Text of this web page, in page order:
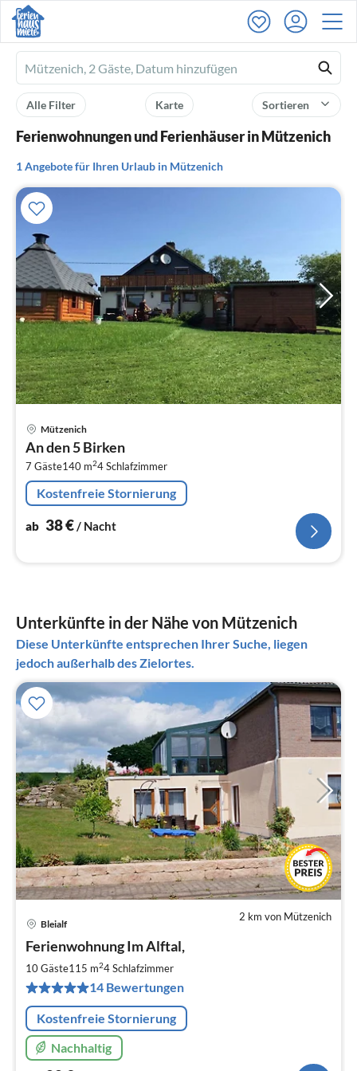
Ferienhausmiete
logo
Sortieren
Karte
Alle Filter
Ferienwohnungen und Ferienhäuser in Mützenich
1 Angebote für Ihren Urlaub in Mützenich
Mützenich
An den 5 Birken
7 Gäste140 m24Schlafzimmer
Kostenfreie Stornierung
ab 38€/ Nacht
Unterkünfte in der Nähe von Mützenich
Diese Unterkünfte entsprechen Ihrer Suche, liegen
jedoch außerhalb des Zielortes.
2 km von Mützenich
Bleialf
Ferienwohnung Im Alftal,
10 Gäste115 m24Schlafzimmer
14 Bewertungen
Kostenfreie Stornierung
Nachhaltig